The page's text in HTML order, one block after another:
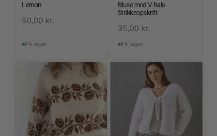
Lemon
50,00 kr.
På lager
Bluse med V-hals -
Strikkeopskrift
35,00 kr.
På lager